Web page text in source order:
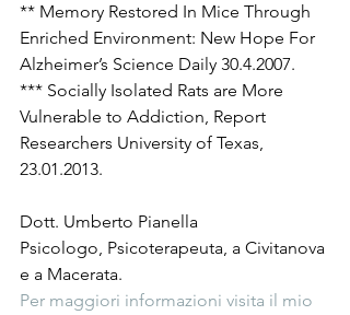
** Memory Restored In Mice Through
Enriched Environment: New Hope For
Alzheimer’s Science Daily 30.4.2007.
*** Socially Isolated Rats are More
Vulnerable to Addiction, Report
Researchers University of Texas,
23.01.2013.
Dott. Umberto Pianella
Psicologo, Psicoterapeuta, a Civitanova
e a Macerata.
Per maggiori informazioni visita il mio